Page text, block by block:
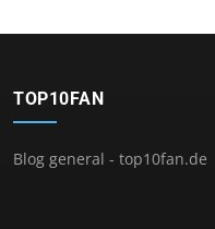
TOP10FAN
Blog general - top10fan.de